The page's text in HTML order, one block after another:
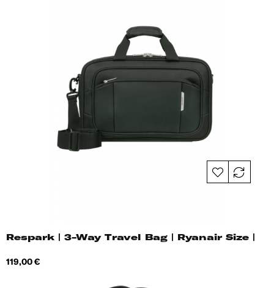
Respark | 3-Way Travel Bag | Ryanair Size |
Hind
119,00 €